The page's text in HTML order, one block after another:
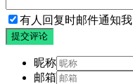
有人回复时邮件通知我
提交评论
昵称
邮箱